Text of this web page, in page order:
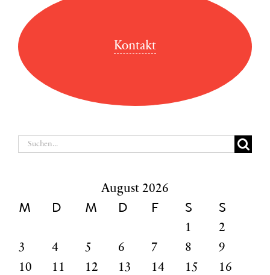
Kontakt
Suche
August 2026
M D M D F S S
1
2
3
4 5 6 7 8
9
10
11 12 13 14 15
16